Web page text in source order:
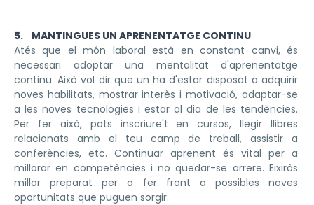
5. MANTINGUES UN APRENENTATGE CONTINU
Atés que el món laboral està en constant canvi, és
necessari adoptar una mentalitat d'aprenentatge
continu. Això vol dir que un ha d'estar disposat a adquirir
noves habilitats, mostrar interès i motivació, adaptar-se
a les noves tecnologies i estar al dia de les tendències.
Per fer això, pots inscriure't en cursos, llegir llibres
relacionats amb el teu camp de treball, assistir a
conferències, etc. Continuar aprenent és vital per a
millorar en competències i no quedar-se arrere. Eixiràs
millor preparat per a fer front a possibles noves
oportunitats que puguen sorgir.